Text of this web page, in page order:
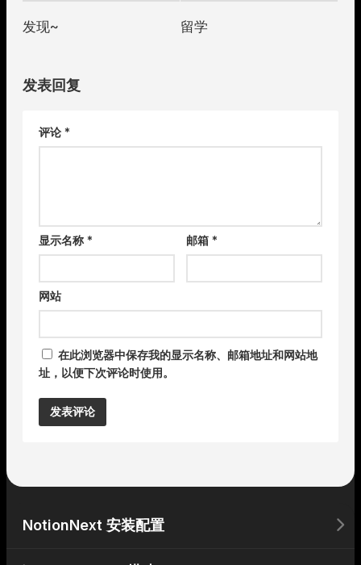
发现~ 留学
发表回复
评论 *
显示名称 * 邮箱*
网站
在此浏览器中保存我的显示名称、邮箱地址和网站地
址，以便下次评论时使用。
NotionNext 安装配置